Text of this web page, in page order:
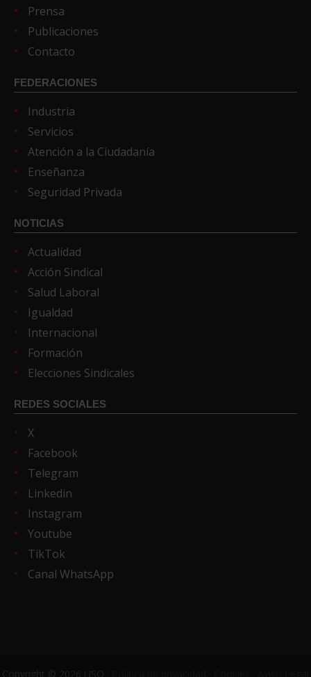
Prensa
Publicaciones
Contacto
FEDERACIONES
Industria
Servicios
Atención a la Ciudadanía
Enseñanza
Seguridad Privada
NOTICIAS
Actualidad
Acción Sindical
Salud Laboral
Igualdad
Internacional
Formación
Elecciones Sindicales
REDES SOCIALES
X
Facebook
Telegram
Linkedin
Instagram
Youtube
TikTok
Canal WhatsApp
Copyright © 2026 USO ·